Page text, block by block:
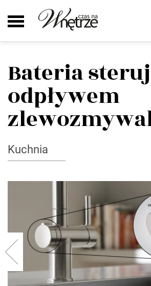
Bateria
odpływem
Kuchnia